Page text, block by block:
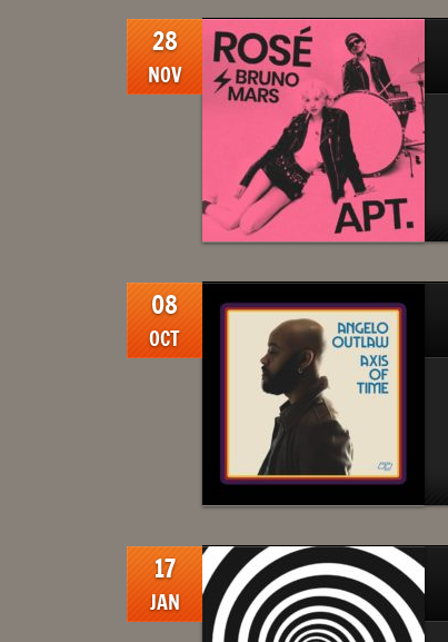
28
NOV
08
OCT
17
JAN